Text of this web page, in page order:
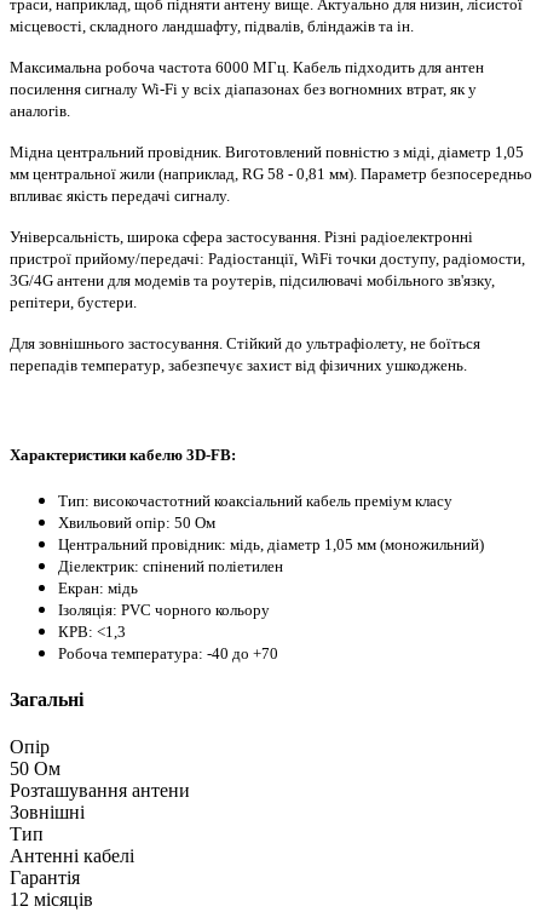
траси, наприклад, щоб підняти антену вище. Актуально для низин, лісистої
місцевості, складного ландшафту, підвалів, бліндажів та ін.
Максимальна робоча частота 6000 МГц. Кабель підходить для антен
посилення сигналу Wi-Fi у всіх діапазонах без вогномних втрат, як у
аналогів.
Мідна центральний провідник. Виготовлений повністю з міді, діаметр 1,05
мм центральної жили (наприклад, RG 58 - 0,81 мм). Параметр безпосередньо
впливає якість передачі сигналу.
Універсальність, широка сфера застосування. Різні радіоелектронні
пристрої прийому/передачі: Радіостанції, WiFi точки доступу, радіомости,
3G/4G антени для модемів та роутерів, підсилювачі мобільного зв'язку,
репітери, бустери.
Для зовнішнього застосування. Стійкий до ультрафіолету, не боїться
перепадів температур, забезпечує захист від фізичних ушкоджень.
Характеристики кабелю 3D-FB:
Тип: високочастотний коаксіальний кабель преміум класу
Хвильовий опір: 50 Ом
Центральний провідник: мідь, діаметр 1,05 мм (моножильний)
Діелектрик: спінений поліетилен
Екран: мідь
Ізоляція: PVC чорного кольору
КРВ: <1,3
Робоча температура: -40 до +70
Загальні
Опір
50 Ом
Розташування антени
Зовнішні
Тип
Антенні кабелі
Гарантія
12 місяців